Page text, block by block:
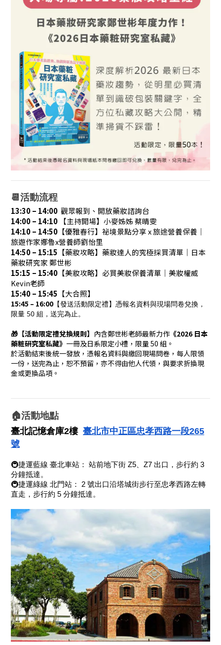
📆活動流程
13:30 – 14:00 觀眾報到、開放藥妝諮詢台
14:00 – 14:10 【主持開場】小麥姊姊 蔡晴雯
14:10 – 14:50 【優雅春行】祕境景點分享 x 旅途營養保養｜
旅遊作家娜魯x營養師劉怡里
14:50 – 15:15 【藥妝攻略】藥妝達人的究極採買清單｜日本
藥妝研究家 鄭世彬
15:15 – 15:40 【美妝攻略】必買美妝保養清單｜美妝權威
Kevin老師
15:40 – 15:45 【大合照】
15:45 – 16:00 【發送活動限定禮】憑報名資料與現場問卷兌換，
限量 50 組，送完為止。
🎁 【活動限定禮兌換規則】 內含鄭世彬老師最新力作 《2026 日本
藥粧研究室私藏》 一冊及日系限定小禮，限量 50 組。
於活動結束後統一發放，憑報名資料與繳回現場問卷，每人限領
一份，送完為止，恕不預留，亦不得由他人代領，與要求折換現
金或更換品項。
🏠活動地點
臺北記憶倉庫2樓 臺北市中正區忠孝西路一段265
號
🚇捷運藍線 臺北車站： 站前地下街 Z5、Z7 出口，步行約 3
分鐘抵達。
🚇捷運綠線 北門站： 2 號出口沿塔城街步行至忠孝西路左轉
直走，步行約 5 分鐘抵達。